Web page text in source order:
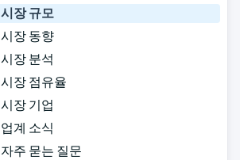
시장 규모
시장 동향
시장 분석
시장 점유율
시장 기업
업계 소식
자주 묻는 질문